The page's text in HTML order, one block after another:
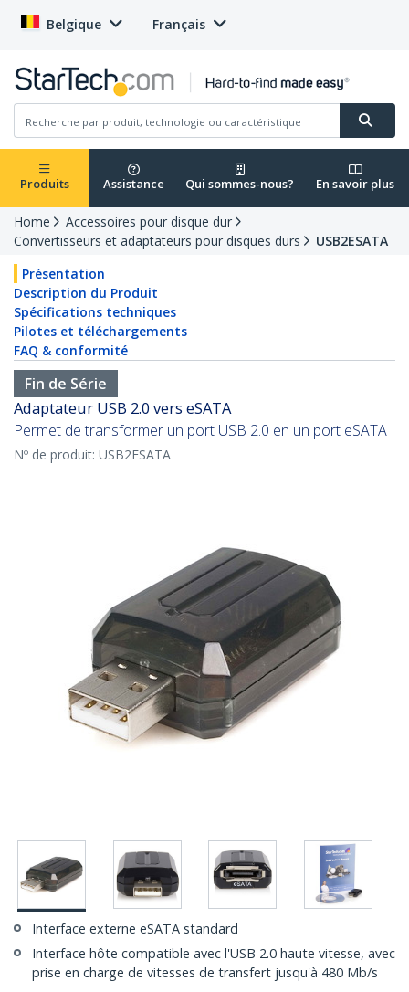
Belgique Français
Produits Assistance Qui sommes-nous? En savoir plus
Home
Accessoires pour disque dur
Convertisseurs et adaptateurs pour disques durs
USB2ESATA
Présentation
Description du Produit
Spécifications techniques
Pilotes et téléchargements
FAQ & conformité
Fin de Série
Adaptateur USB 2.0 vers eSATA
Permet de transformer un port USB 2.0 en un port eSATA
Nº de produit: USB2ESATA
Interface externe eSATA standard
Interface hôte compatible avec l'USB 2.0 haute vitesse, avec
prise en charge de vitesses de transfert jusqu'à 480 Mb/s